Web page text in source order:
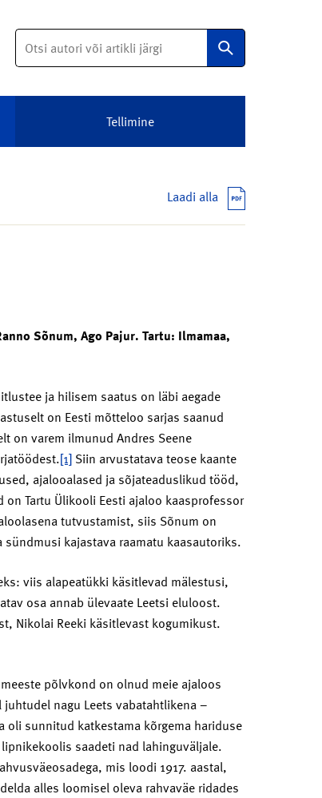
Otsi
Tellimine
Laadi alla
Sõnum, Ago Pajur. Tartu: Ilmamaa,
ja hilisem saatus on läbi aegade
on Eesti mõtteloo sarjas saanud
on varem ilmunud Andres Seene
[1] Siin arvustatava teose kaante
ajalooalased ja sõjateaduslikud tööd,
Tartu Ülikooli Eesti ajaloo kaasprofessor
tutvustamist, siis Sõnum on
kajastava raamatu kaasautoriks.
viis alapeatükki käsitlevad mälestusi,
osa annab ülevaate Leetsi eluloost.
Nikolai Reeki käsitlevast kogumikust.
põlvkond on olnud meie ajaloos
nagu Leets vabatahtlikena –
oli sunnitud katkestama kõrgema hariduse
saadeti nad lahinguväljale.
mis loodi 1917. aastal,
alles loomisel oleva rahvaväe ridades